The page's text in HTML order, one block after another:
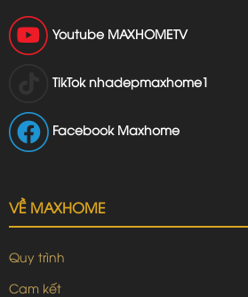
Youtube MAXHOMETV
TikTok nhadepmaxhome1
Facebook Maxhome
VỀ MAXHOME
Quy trình
Cam kết